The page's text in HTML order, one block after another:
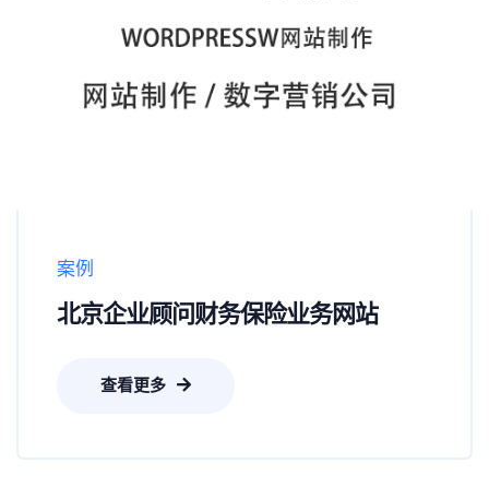
案例
北京企业顾问财务保险业务网站
查看更多